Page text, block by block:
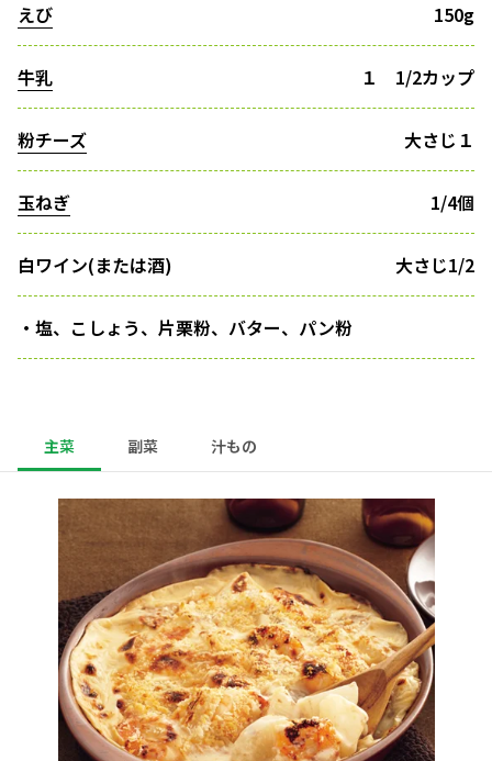
えび 150g
牛乳 １ 1/2カップ
粉チーズ 大さじ１
玉ねぎ 1/4個
白ワイン(または酒) 大さじ1/2
・塩、こしょう、片栗粉、バター、パン粉
主菜 副菜 汁もの